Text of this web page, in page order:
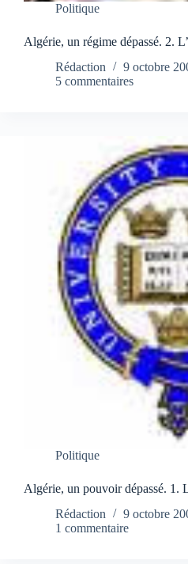
Politique
Algérie, un régime dépassé. 2.
Rédaction
9 octobre
5 commentaires
Politique
Algérie, un pouvoir dépassé. 1.
Rédaction
9 octobre
1 commentaire